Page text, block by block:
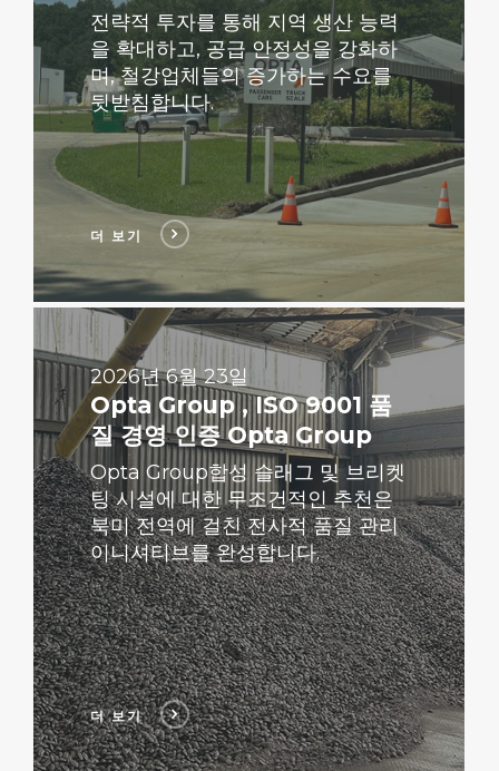
전략적 투자를 통해 지역 생산 능력
을 확대하고, 공급 안정성을 강화하
며, 철강업체들의 증가하는 수요를
뒷받침합니다.
더 보기
2026년 6월 23일
Opta Group , ISO 9001 품
질 경영 인증 Opta Group
Opta Group합성 슬래그 및 브리켓
팅 시설에 대한 무조건적인 추천은
북미 전역에 걸친 전사적 품질 관리
이니셔티브를 완성합니다.
더 보기
더
보